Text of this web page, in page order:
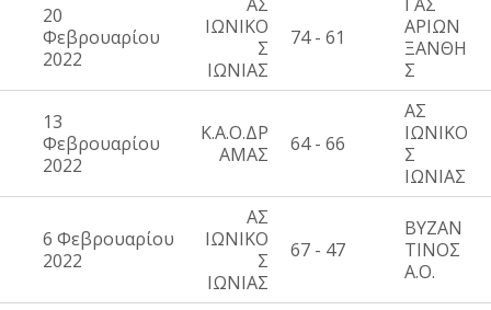
20
Φεβρουαρίου
2022
ΙΩΝΙΚΟ
Σ
ΙΩΝΙΑΣ
74 - 61
ΑΡΙΩΝ
ΞΑΝΘΗ
Σ
13
Φεβρουαρίου
2022
Κ.Α.Ο.ΔΡ
ΑΜΑΣ
64 - 66
ΑΣ
ΙΩΝΙΚΟ
Σ
ΙΩΝΙΑΣ
6 Φεβρουαρίου
2022
ΑΣ
ΙΩΝΙΚΟ
Σ
ΙΩΝΙΑΣ
67 - 47
ΒΥΖΑΝ
ΤΙΝΟΣ
Α.Ο.